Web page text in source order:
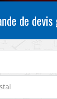
de